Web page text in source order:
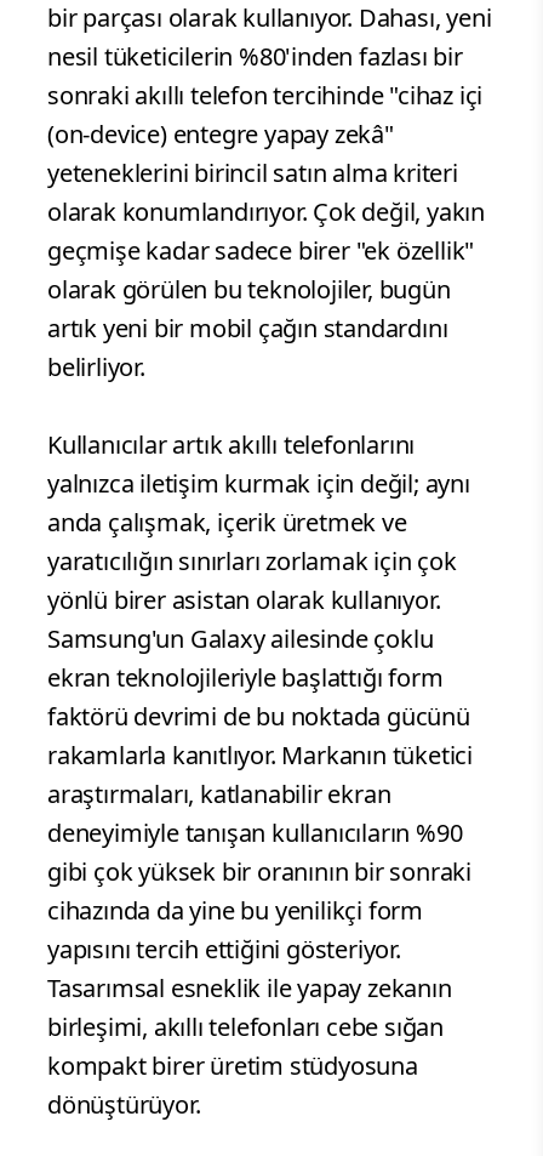
bir parçası olarak kullanıyor. Dahası, yeni
nesil tüketicilerin %80'inden fazlası bir
sonraki akıllı telefon tercihinde "cihaz içi
(on-device) entegre yapay zekâ"
yeteneklerini birincil satın alma kriteri
olarak konumlandırıyor. Çok değil, yakın
geçmişe kadar sadece birer "ek özellik"
olarak görülen bu teknolojiler, bugün
artık yeni bir mobil çağın standardını
belirliyor.
Kullanıcılar artık akıllı telefonlarını
yalnızca iletişim kurmak için değil; aynı
anda çalışmak, içerik üretmek ve
yaratıcılığın sınırları zorlamak için çok
yönlü birer asistan olarak kullanıyor.
Samsung'un Galaxy ailesinde çoklu
ekran teknolojileriyle başlattığı form
faktörü devrimi de bu noktada gücünü
rakamlarla kanıtlıyor. Markanın tüketici
araştırmaları, katlanabilir ekran
deneyimiyle tanışan kullanıcıların %90
gibi çok yüksek bir oranının bir sonraki
cihazında da yine bu yenilikçi form
yapısını tercih ettiğini gösteriyor.
Tasarımsal esneklik ile yapay zekanın
birleşimi, akıllı telefonları cebe sığan
kompakt birer üretim stüdyosuna
dönüştürüyor.